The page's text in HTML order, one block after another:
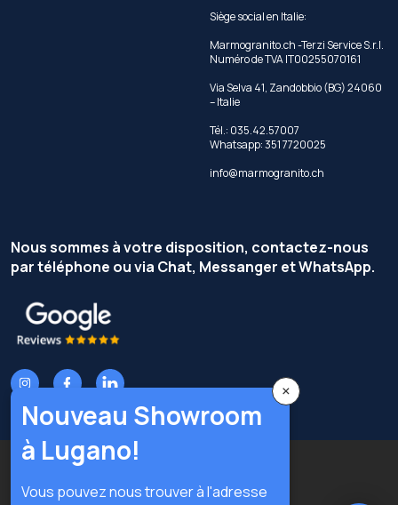
Siège social en Italie:
Marmogranito.ch -Terzi Service S.r.l.
Numéro de TVA IT00255070161
Via Selva 41, Zandobbio (BG) 24060
– Italie
Tél.: 035.42.57007
Whatsapp: 351 7720025
info@marmogranito.ch
Nous sommes à votre disposition, contactez-nous
par téléphone ou via Chat, Messanger et WhatsApp.
Copyright © Terzi Service S.r.l. — Tous droits réservés.
Privacy Policy Cookie Policy
×
Nouveau Showroom
à Lugano!
Vous pouvez nous trouver à l'adresse